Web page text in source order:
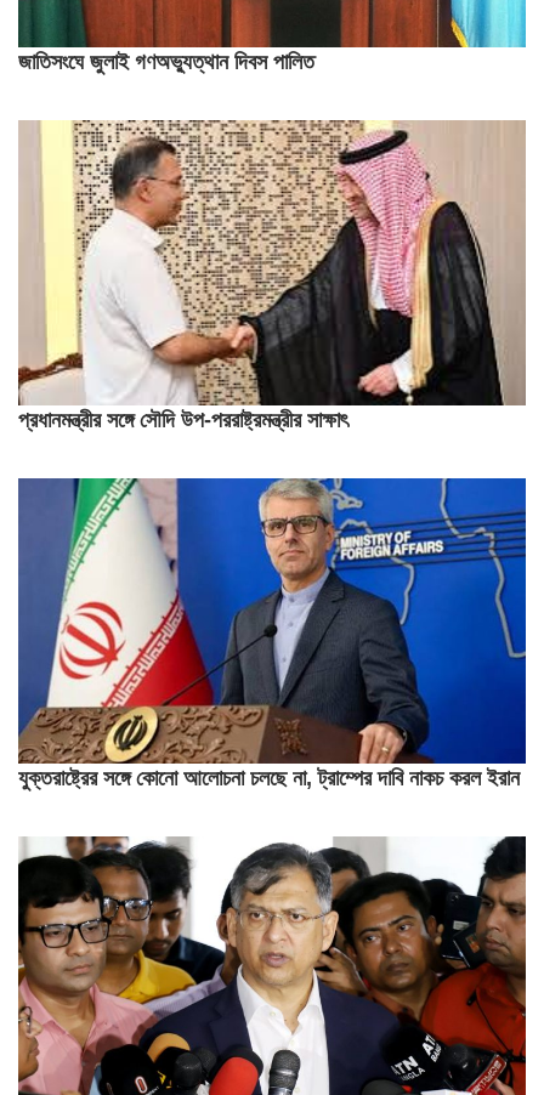
জাতিসংঘে জুলাই গণঅভ্যুত্থান দিবস পালিত
প্রধানমন্ত্রীর সঙ্গে সৌদি উপ-পররাষ্ট্রমন্ত্রীর সাক্ষাৎ
যুক্তরাষ্ট্রের সঙ্গে কোনো আলোচনা চলছে না, ট্রাম্পের দাবি নাকচ করল ইরান